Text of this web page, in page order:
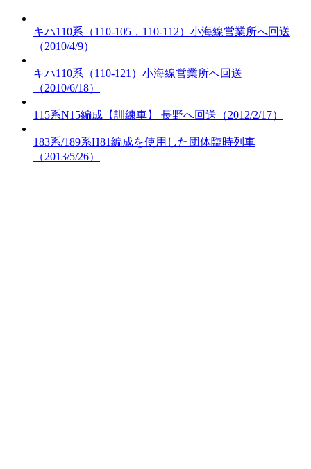
キハ110系（110-105，110-112）小海線営業所へ回送
（2010/4/9）
キハ110系（110-121）小海線営業所へ回送
（2010/6/18）
115系N15編成【訓練車】 長野へ回送（2012/2/17）
183系/189系H81編成を使用した団体臨時列車
（2013/5/26）